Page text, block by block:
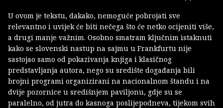
U ovom je tekstu, dakako, nemoguće pobrojati sve
relevantno i uvijek će biti nečega što će netko ocijeniti više,
a drugi manje važnim. Osobno smatram ključnim istaknuti
kako se slovenski nastup na sajmu u Frankfurtu nije
sastojao samo od pokazivanja knjiga i klasičnog
predstavljanja autora, nego su središte događanja bili
brojni programi organizirani na nacionalnom štandu i na
dvije pozornice u središnjem paviljonu, gdje su se
paralelno, od jutra do kasnoga poslijepodneva, tijekom svih